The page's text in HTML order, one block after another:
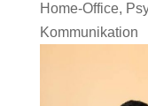
Home-Office,
Kommunikation